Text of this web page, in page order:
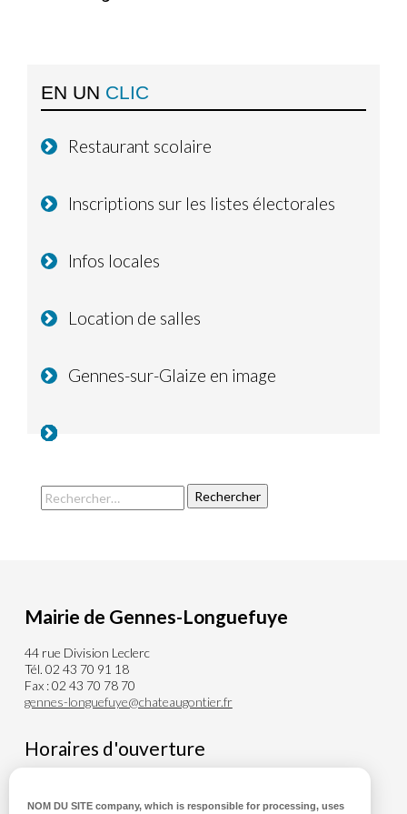
EN UN CLIC
Restaurant scolaire
Inscriptions sur les listes électorales
Infos locales
Location de salles
Gennes-sur-Glaize en image
Mairie de Gennes-Longuefuye
44 rue Division Leclerc
Tél. 02 43 70 91 18
Fax : 02 43 70 78 70
gennes-longuefuye@chateaugontier.fr
Horaires d'ouverture
Vendredi de 8h00 à 12h30 et de 14h00 à 18h00
NOM DU SITE company, which is responsible for processing, uses